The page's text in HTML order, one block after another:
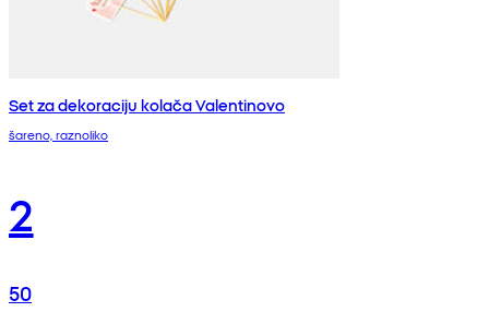
Set za dekoraciju kolača Valentinovo
šareno, raznoliko
2
50